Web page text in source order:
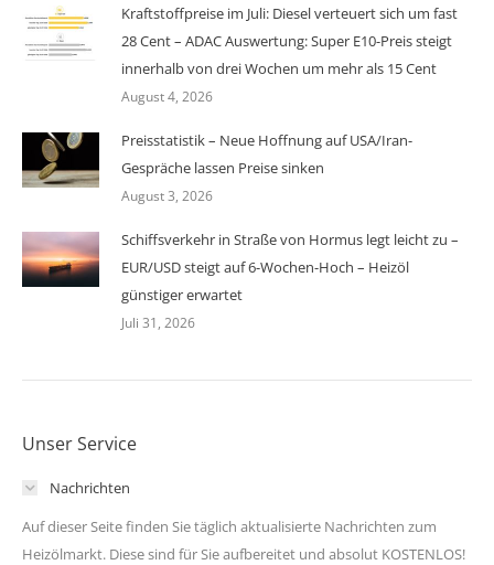
Kraftstoffpreise im Juli: Diesel verteuert sich um fast
28 Cent – ADAC Auswertung: Super E10-Preis steigt
innerhalb von drei Wochen um mehr als 15 Cent
August 4, 2026
Preisstatistik – Neue Hoffnung auf USA/Iran-
Gespräche lassen Preise sinken
August 3, 2026
Schiffsverkehr in Straße von Hormus legt leicht zu –
EUR/USD steigt auf 6-Wochen-Hoch – Heizöl
günstiger erwartet
Juli 31, 2026
Unser Service
Nachrichten
Auf dieser Seite finden Sie täglich aktualisierte Nachrichten zum
Heizölmarkt. Diese sind für Sie aufbereitet und absolut KOSTENLOS!